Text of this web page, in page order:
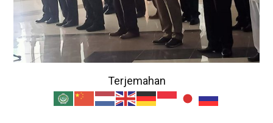
Terjemahan